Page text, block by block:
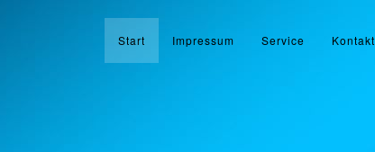
Start Impressum Service Kontakt